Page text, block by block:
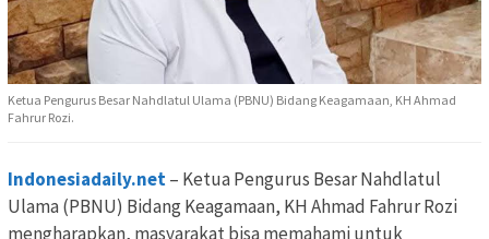
Ketua Pengurus Besar Nahdlatul Ulama (PBNU) Bidang Keagamaan, KH Ahmad
Fahrur Rozi.
Indonesiadaily.net– Ketua Pengurus Besar Nahdlatul
Ulama (PBNU) Bidang Keagamaan, KH Ahmad Fahrur Rozi
mengharapkan, masyarakat bisa memahami untuk